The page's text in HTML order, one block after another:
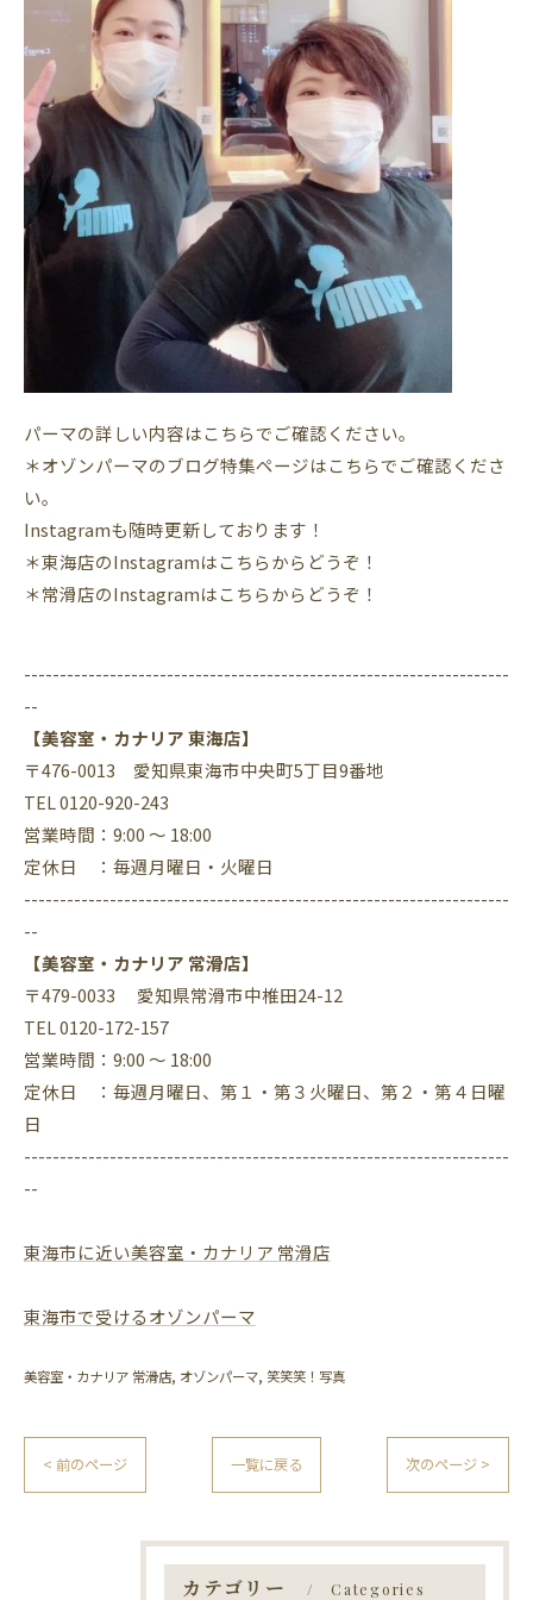
パーマの詳しい内容はこちらでご確認ください。
＊オゾンパーマのブログ特集ページはこちらでご確認くださ
い。
Instagramも随時更新しております！
＊東海店のInstagramはこちらからどうぞ！
＊常滑店のInstagramはこちらからどうぞ！
--------------------------------------------------------------------
--
【美容室・カナリア 東海店】
〒476-0013 愛知県東海市中央町5丁目9番地
TEL 0120-920-243
営業時間：9:00 ～ 18:00
定休日 ：毎週月曜日・火曜日
--------------------------------------------------------------------
--
【美容室・カナリア 常滑店】
〒479-0033 愛知県常滑市中椎田24-12
TEL 0120-172-157
営業時間：9:00 ～ 18:00
定休日 ：毎週月曜日、第１・第３火曜日、第２・第４日曜
日
--------------------------------------------------------------------
--
東海市に近い美容室・カナリア 常滑店
東海市で受けるオゾンパーマ
美容室・カナリア 常滑店 オゾンパーマ 笑笑笑！写真
< 前のページ 一覧に戻る 次のページ >
カテゴリー Categories